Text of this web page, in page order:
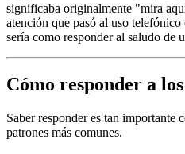
significaba originalmente "mira
atención que pasó al uso
sería como responder al saludo de
Cómo responder a
Saber responder es tan importante
patrones más comunes.